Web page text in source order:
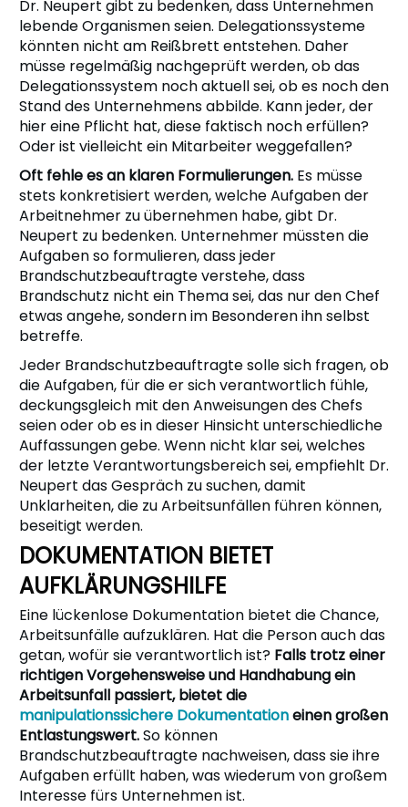
Dr. Neupert gibt zu bedenken, dass Unternehmen
lebende Organismen seien. Delegationssysteme
könnten nicht am Reißbrett entstehen. Daher
müsse regelmäßig nachgeprüft werden, ob das
Delegationssystem noch aktuell sei, ob es noch den
Stand des Unternehmens abbilde. Kann jeder, der
hier eine Pflicht hat, diese faktisch noch erfüllen?
Oder ist vielleicht ein Mitarbeiter weggefallen?
Oft fehle es an klaren Formulierungen. Es müsse
stets konkretisiert werden, welche Aufgaben der
Arbeitnehmer zu übernehmen habe, gibt Dr.
Neupert zu bedenken. Unternehmer müssten die
Aufgaben so formulieren, dass jeder
Brandschutzbeauftragte verstehe, dass
Brandschutz nicht ein Thema sei, das nur den Chef
etwas angehe, sondern im Besonderen ihn selbst
betreffe.
Jeder Brandschutzbeauftragte solle sich fragen, ob
die Aufgaben, für die er sich verantwortlich fühle,
deckungsgleich mit den Anweisungen des Chefs
seien oder ob es in dieser Hinsicht unterschiedliche
Auffassungen gebe. Wenn nicht klar sei, welches
der letzte Verantwortungsbereich sei, empfiehlt Dr.
Neupert das Gespräch zu suchen, damit
Unklarheiten, die zu Arbeitsunfällen führen können,
beseitigt werden.
DOKUMENTATION BIETET
AUFKLÄRUNGSHILFE
Eine lückenlose Dokumentation bietet die Chance,
Arbeitsunfälle aufzuklären. Hat die Person auch das
getan, wofür sie verantwortlich ist? Falls trotz einer
richtigen Vorgehensweise und Handhabung ein
Arbeitsunfall passiert, bietet die
manipulationssichere Dokumentationeinen großen
Entlastungswert.So können
Brandschutzbeauftragte nachweisen, dass sie ihre
Aufgaben erfüllt haben, was wiederum von großem
Interesse fürs Unternehmen ist.